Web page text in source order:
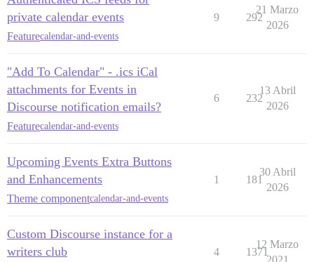
private calendar events
Featurecalendar-and-events
9 292
21 Marzo
2026
"Add To Calendar" - .ics iCal
attachments for Events in
Discourse notification emails?
Featurecalendar-and-events
6 232
13 Abril
2026
Upcoming Events Extra Buttons
and Enhancements
Theme componentcalendar-and-events
1 181
30 Abril
2026
Custom Discourse instance for a
writers club
4 1371
12 Marzo
2021